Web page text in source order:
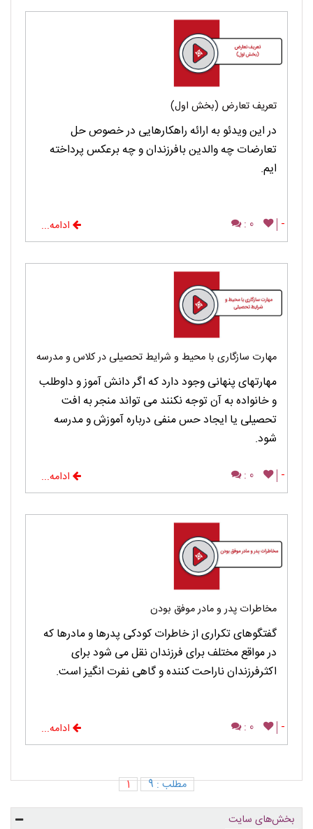
تعریف تعارض (بخش اول)
در این ویدئو به ارائه راهکارهایی در خصوص حل
تعارضات چه والدین بافرزندان و چه برعکس پرداخته
ایم.
-
0 : ادامه...
مهارت سازگاری با محیط و شرایط تحصیلی در کلاس و مدرسه
مهارتهای پنهانی وجود دارد که اگر دانش آموز و داوطلب
و خانواده به آن توجه نکنند می تواند منجر به افت
تحصیلی یا ایجاد حس منفی درباره آموزش و مدرسه
شود.
-
0 : ادامه...
مخاطرات پدر و مادر موفق بودن
گفتگوهای تکراری از خاطرات کودکی پدرها و مادرها که
در مواقع مختلف برای فرزندان نقل می شود برای
اکثرفرزندان ناراحت کننده و گاهی نفرت انگیز است.
-
0 : ادامه...
1 مطلب : 9
بخش‌های سایت